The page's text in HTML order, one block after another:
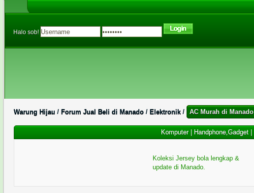
Halo sob!
Warung Hijau / Forum Jual Beli di Manado / Elektronik / AC Murah di Manado
Komputer| Handphone,Gadget
Koleksi Jersey bola lengkap &
update di Manado.